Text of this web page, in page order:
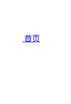
首页